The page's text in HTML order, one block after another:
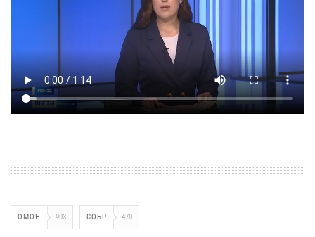
ОМОН 903 СОБР 470